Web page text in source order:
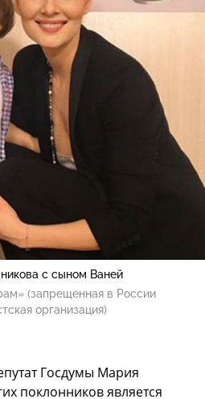
с сыном Ваней
(запрещенная в России
организация)
Госдумы Мария
поклонников является